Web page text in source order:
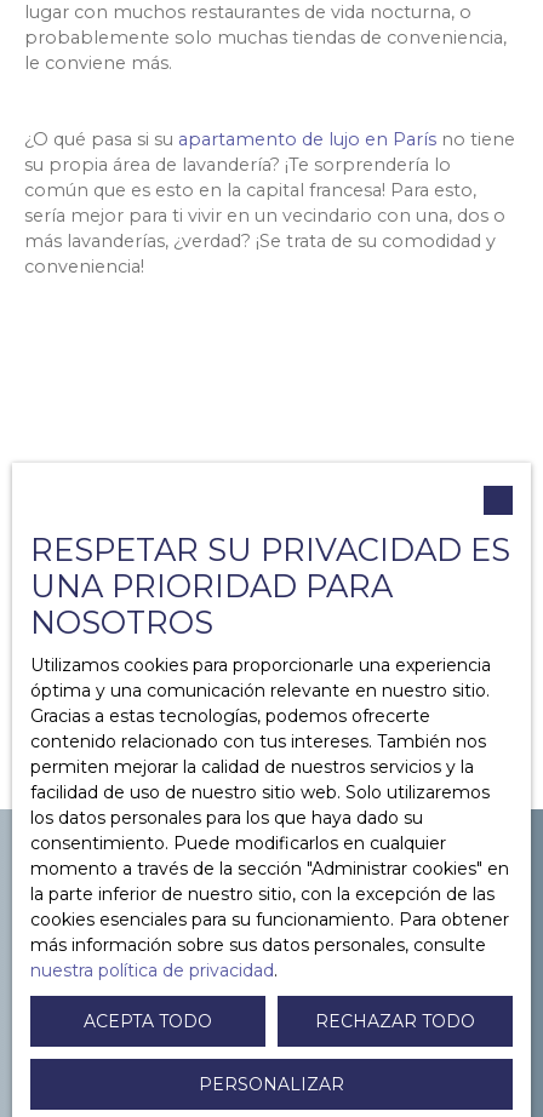
lugar con muchos restaurantes de vida nocturna, o
probablemente solo muchas tiendas de conveniencia,
le conviene más.
¿O qué pasa si su apartamento de lujo en París no tiene
su propia área de lavandería? ¡Te sorprendería lo
común que es esto en la capital francesa! Para esto,
sería mejor para ti vivir en un vecindario con una, dos o
más lavanderías, ¿verdad? ¡Se trata de su comodidad y
conveniencia!
Elegir el barrio adecuado en París es muy
importante, especialmente si te mudas aquí. Hace
vida en la capital francesa.
YOU WANT TO
to sell in Paris or its
surroundings ?
RESPETAR SU PRIVACIDAD ES
UNA PRIORIDAD PARA
NOSOTROS
Utilizamos cookies para proporcionarle una experiencia
óptima y una comunicación relevante en nuestro sitio.
Gracias a estas tecnologías, podemos ofrecerte
contenido relacionado con tus intereses. También nos
permiten mejorar la calidad de nuestros servicios y la
facilidad de uso de nuestro sitio web. Solo utilizaremos
los datos personales para los que haya dado su
consentimiento. Puede modificarlos en cualquier
momento a través de la sección ″Administrar cookies″ en
la parte inferior de nuestro sitio, con la excepción de las
cookies esenciales para su funcionamiento. Para obtener
más información sobre sus datos personales, consulte
nuestra política de privacidad.
ACEPTA TODO RECHAZAR TODO
PERSONALIZAR